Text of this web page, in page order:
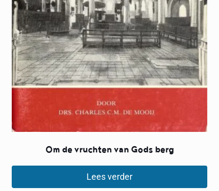
Om de vruchten van Gods berg
Lees verder